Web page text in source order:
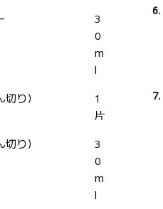
3
0
m
l
り）
1
片
り）
3
0
m
l